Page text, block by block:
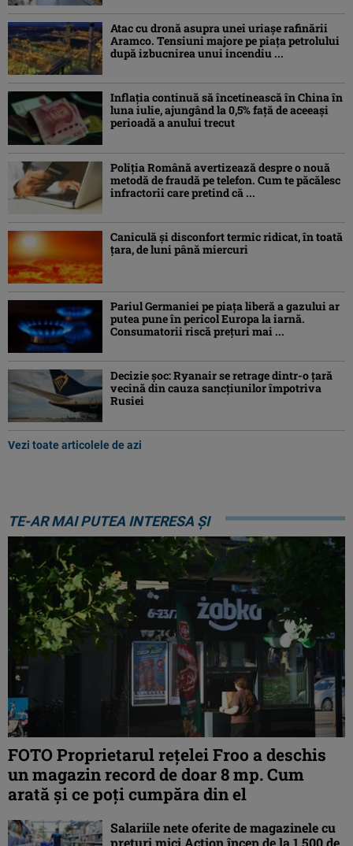
Atac cu dronă asupra unei uriașe rafinării
Aramco. Tensiuni majore pe piața petrolului
după izbucnirea unui incendiu ...
Inflaţia continuă să încetinească în China în
luna iulie, ajungând la 0,5% faţă de aceeaşi
perioadă a anului trecut
Poliția Română avertizează despre o nouă
metodă de fraudă pe telefon. Cum te păcălesc
infractorii care pretind că ...
Caniculă şi disconfort termic ridicat, în toată
ţara, de luni până miercuri
Pariul Germaniei pe piaţa liberă a gazului ar
putea pune în pericol Europa la iarnă.
Consumatorii riscă preţuri mai ...
Decizie șoc: Ryanair se retrage dintr-o țară
vecină din cauza sancțiunilor împotriva
Rusiei
Vezi toate articolele de azi
TE-AR MAI PUTEA INTERESA ȘI
FOTO Proprietarul rețelei Froo a deschis
un magazin record de doar 8 mp. Cum
arată și ce poți cumpăra din el
Salariile nete oferite de magazinele cu
prețuri mici Action încep de la 1.500 de